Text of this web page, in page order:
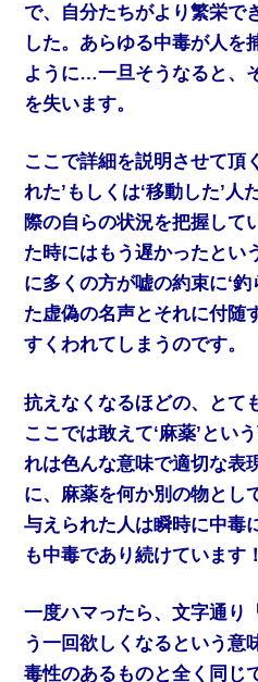
で、自分たちがより繁栄で
した。あらゆる中毒が人を
ように…一旦そうなると、
を失います。
ここで詳細を説明させて頂
れた’もしくは‘移動した’
際の自らの状況を把握して
た時にはもう遅かったとい
に多くの方が嘘の約束に‘
た虚偽の名声とそれに付
すくわれてしまうのです。
抗えなくなるほどの、とて
ここでは敢えて‘麻薬’とい
れは色んな意味で適切な
に、麻薬を何か別の物とし
与えられた人は瞬時に中
も中毒であり続けています！
一度ハマったら、文字通り
う一回欲しくなるという意
毒性のあるものと全く同じ